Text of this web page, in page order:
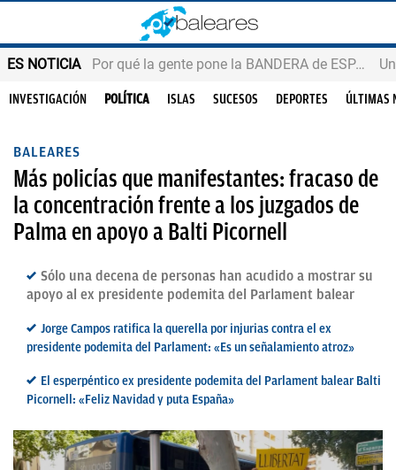
ES NOTICIA Por qué la gente pone la BANDERA de ESPAÑA en el balcón
INVESTIGACIÓN POLÍTICA ISLAS SUCESOS DEPORTES ÚLTIMAS
BALEARES
Más policías que manifestantes: fracaso de
la concentración frente a los juzgados de
Palma en apoyo a Balti Picornell
Sólo una decena de personas han acudido a mostrar su
apoyo al ex presidente podemita del Parlament balear
Jorge Campos ratifica la querella por injurias contra el ex
presidente podemita del Parlament: «Es un señalamiento atroz»
El esperpéntico ex presidente podemita del Parlament balear Balti
Picornell: «Feliz Navidad y puta España»